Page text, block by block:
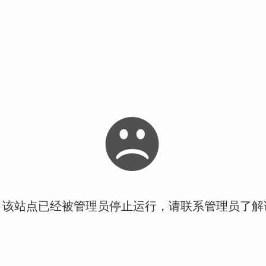
站点已经被管理员停止运行，请联系管理员了